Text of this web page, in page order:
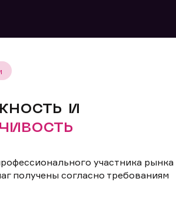
и
участника рынка
получены согласно требованиям